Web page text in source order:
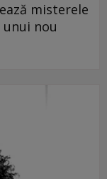
misterele
nou